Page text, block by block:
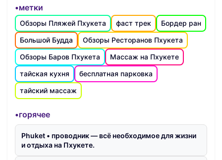
•метки
Обзоры Пляжей Пхукета фаст трек
Бордер ран
Большой Будда
Обзоры Ресторанов Пхукета
Обзоры Баров Пхукета
Массаж на Пхукете
тайская кухня
бесплатная парковка
тайский массаж
•горячее
Phuket • проводник — всё необходимое для жизни
и отдыха на Пхукете.